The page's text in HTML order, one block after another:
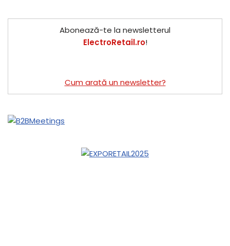
Abonează-te la newsletterul
ElectroRetail.ro!
Cum arată un newsletter?